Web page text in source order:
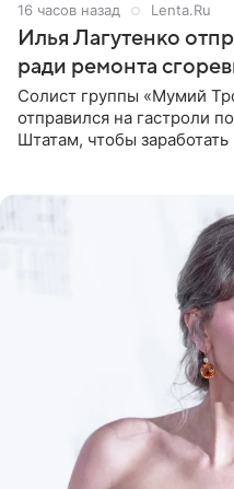
16 часов назад Lenta.Ru
Илья Лагутенко
ради ремонта
Солист группы «Мумий
отправился на гастроли
Штатам, чтобы